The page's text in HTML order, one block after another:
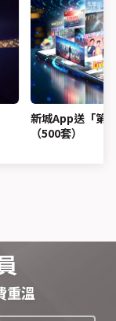
新城App送「第
（500套）
重溫